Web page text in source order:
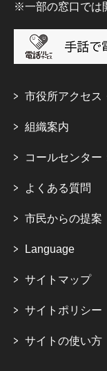
※一部の窓口では
市役所アクセス
組織案内
コールセンター
よくある質問
市民からの提案
Language
サイトマップ
サイトポリシー
サイトの使い方